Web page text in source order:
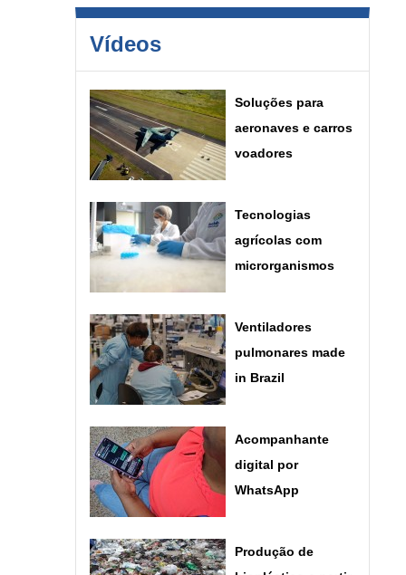
Vídeos
Soluções para
aeronaves e carros
voadores
Tecnologias
agrícolas com
microrganismos
Ventiladores
pulmonares made
in Brazil
Acompanhante
digital por
WhatsApp
Produção de